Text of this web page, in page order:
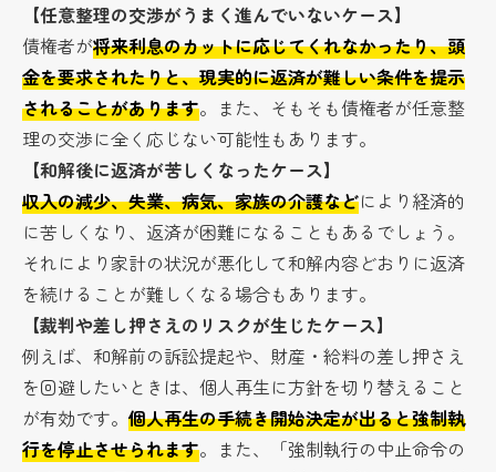
【任意整理の交渉がうまく進んでいないケース】
債権者が将来利息のカットに応じてくれなかったり、頭
金を要求されたりと、現実的に返済が難しい条件を提示
されることがあります。また、そもそも債権者が任意整
理の交渉に全く応じない可能性もあります。
【和解後に返済が苦しくなったケース】
収入の減少、失業、病気、家族の介護などにより経済的
に苦しくなり、返済が困難になることもあるでしょう。
それにより家計の状況が悪化して和解内容どおりに返済
を続けることが難しくなる場合もあります。
【裁判や差し押さえのリスクが生じたケース】
例えば、和解前の訴訟提起や、財産・給料の差し押さえ
を回避したいときは、個人再生に方針を切り替えること
が有効です。個人再生の手続き開始決定が出ると強制執
行を停止させられます。また、「強制執行の中止命令の